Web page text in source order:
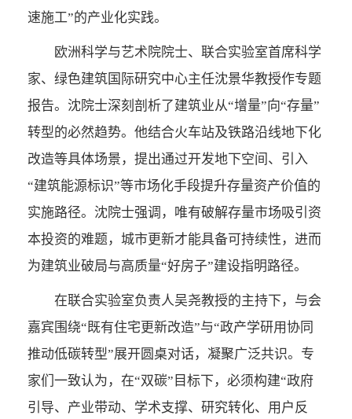
速施工”的产业化实践。
欧洲科学与艺术院院士、联合实验室首席科学
家、绿色建筑国际研究中心主任沈景华教授作专题
报告。沈院士深刻剖析了建筑业从“增量”向“存量”
转型的必然趋势。他结合火车站及铁路沿线地下化
改造等具体场景，提出通过开发地下空间、引入
“建筑能源标识”等市场化手段提升存量资产价值的
实施路径。沈院士强调，唯有破解存量市场吸引资
本投资的难题，城市更新才能具备可持续性，进而
为建筑业破局与高质量“好房子”建设指明路径。
在联合实验室负责人吴尧教授的主持下，与会
嘉宾围绕“既有住宅更新改造”与“政产学研用协同
推动低碳转型”展开圆桌对话，凝聚广泛共识。专
家们一致认为，在“双碳”目标下，必须构建“政府
引导、产业带动、学术支撑、研究转化、用户反